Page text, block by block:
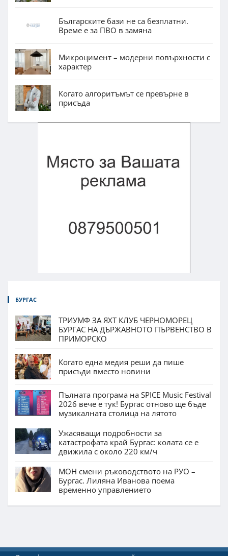
Българските бази не са безплатни.
Време е за ПВО в замяна
Микроцимент – модерни повърхности с
характер
Когато алгоритъмът се превърне в
присъда
БУРГАС
ТРИУМФ ЗА ЯХТ КЛУБ ЧЕРНОМОРЕЦ
БУРГАС НА ДЪРЖАВНОТО ПЪРВЕНСТВО В
ПРИМОРСКО
Когато една медия реши да пише
присъди вместо новини
Пълната програма на SPICE Music Festival
2026 вече е тук! Бургас отново ще бъде
музикалната столица на лятото
Ужасяващи подробности за
катастрофата край Бургас: колата се е
движила с около 220 км/ч
МОН смени ръководството на РУО –
Бургас. Лиляна Иванова поема
временно управлението